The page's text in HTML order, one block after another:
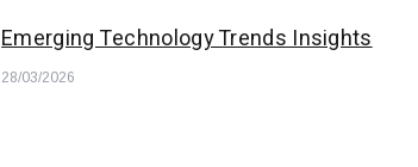
Emerging Technology Trends Insights
28/03/2026